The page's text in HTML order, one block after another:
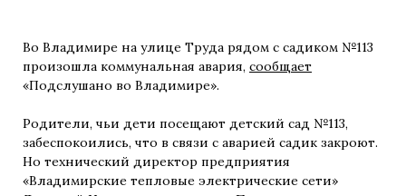
Во Владимире на улице Труда рядом с садиком №113
произошла коммунальная авария, сообщает
«Подслушано во Владимире».
Родители, чьи дети посещают детский сад №113,
забеспокоились, что в связи с аварией садик закроют.
Но технический директор предприятия
«Владимирские тепловые электрические сети»